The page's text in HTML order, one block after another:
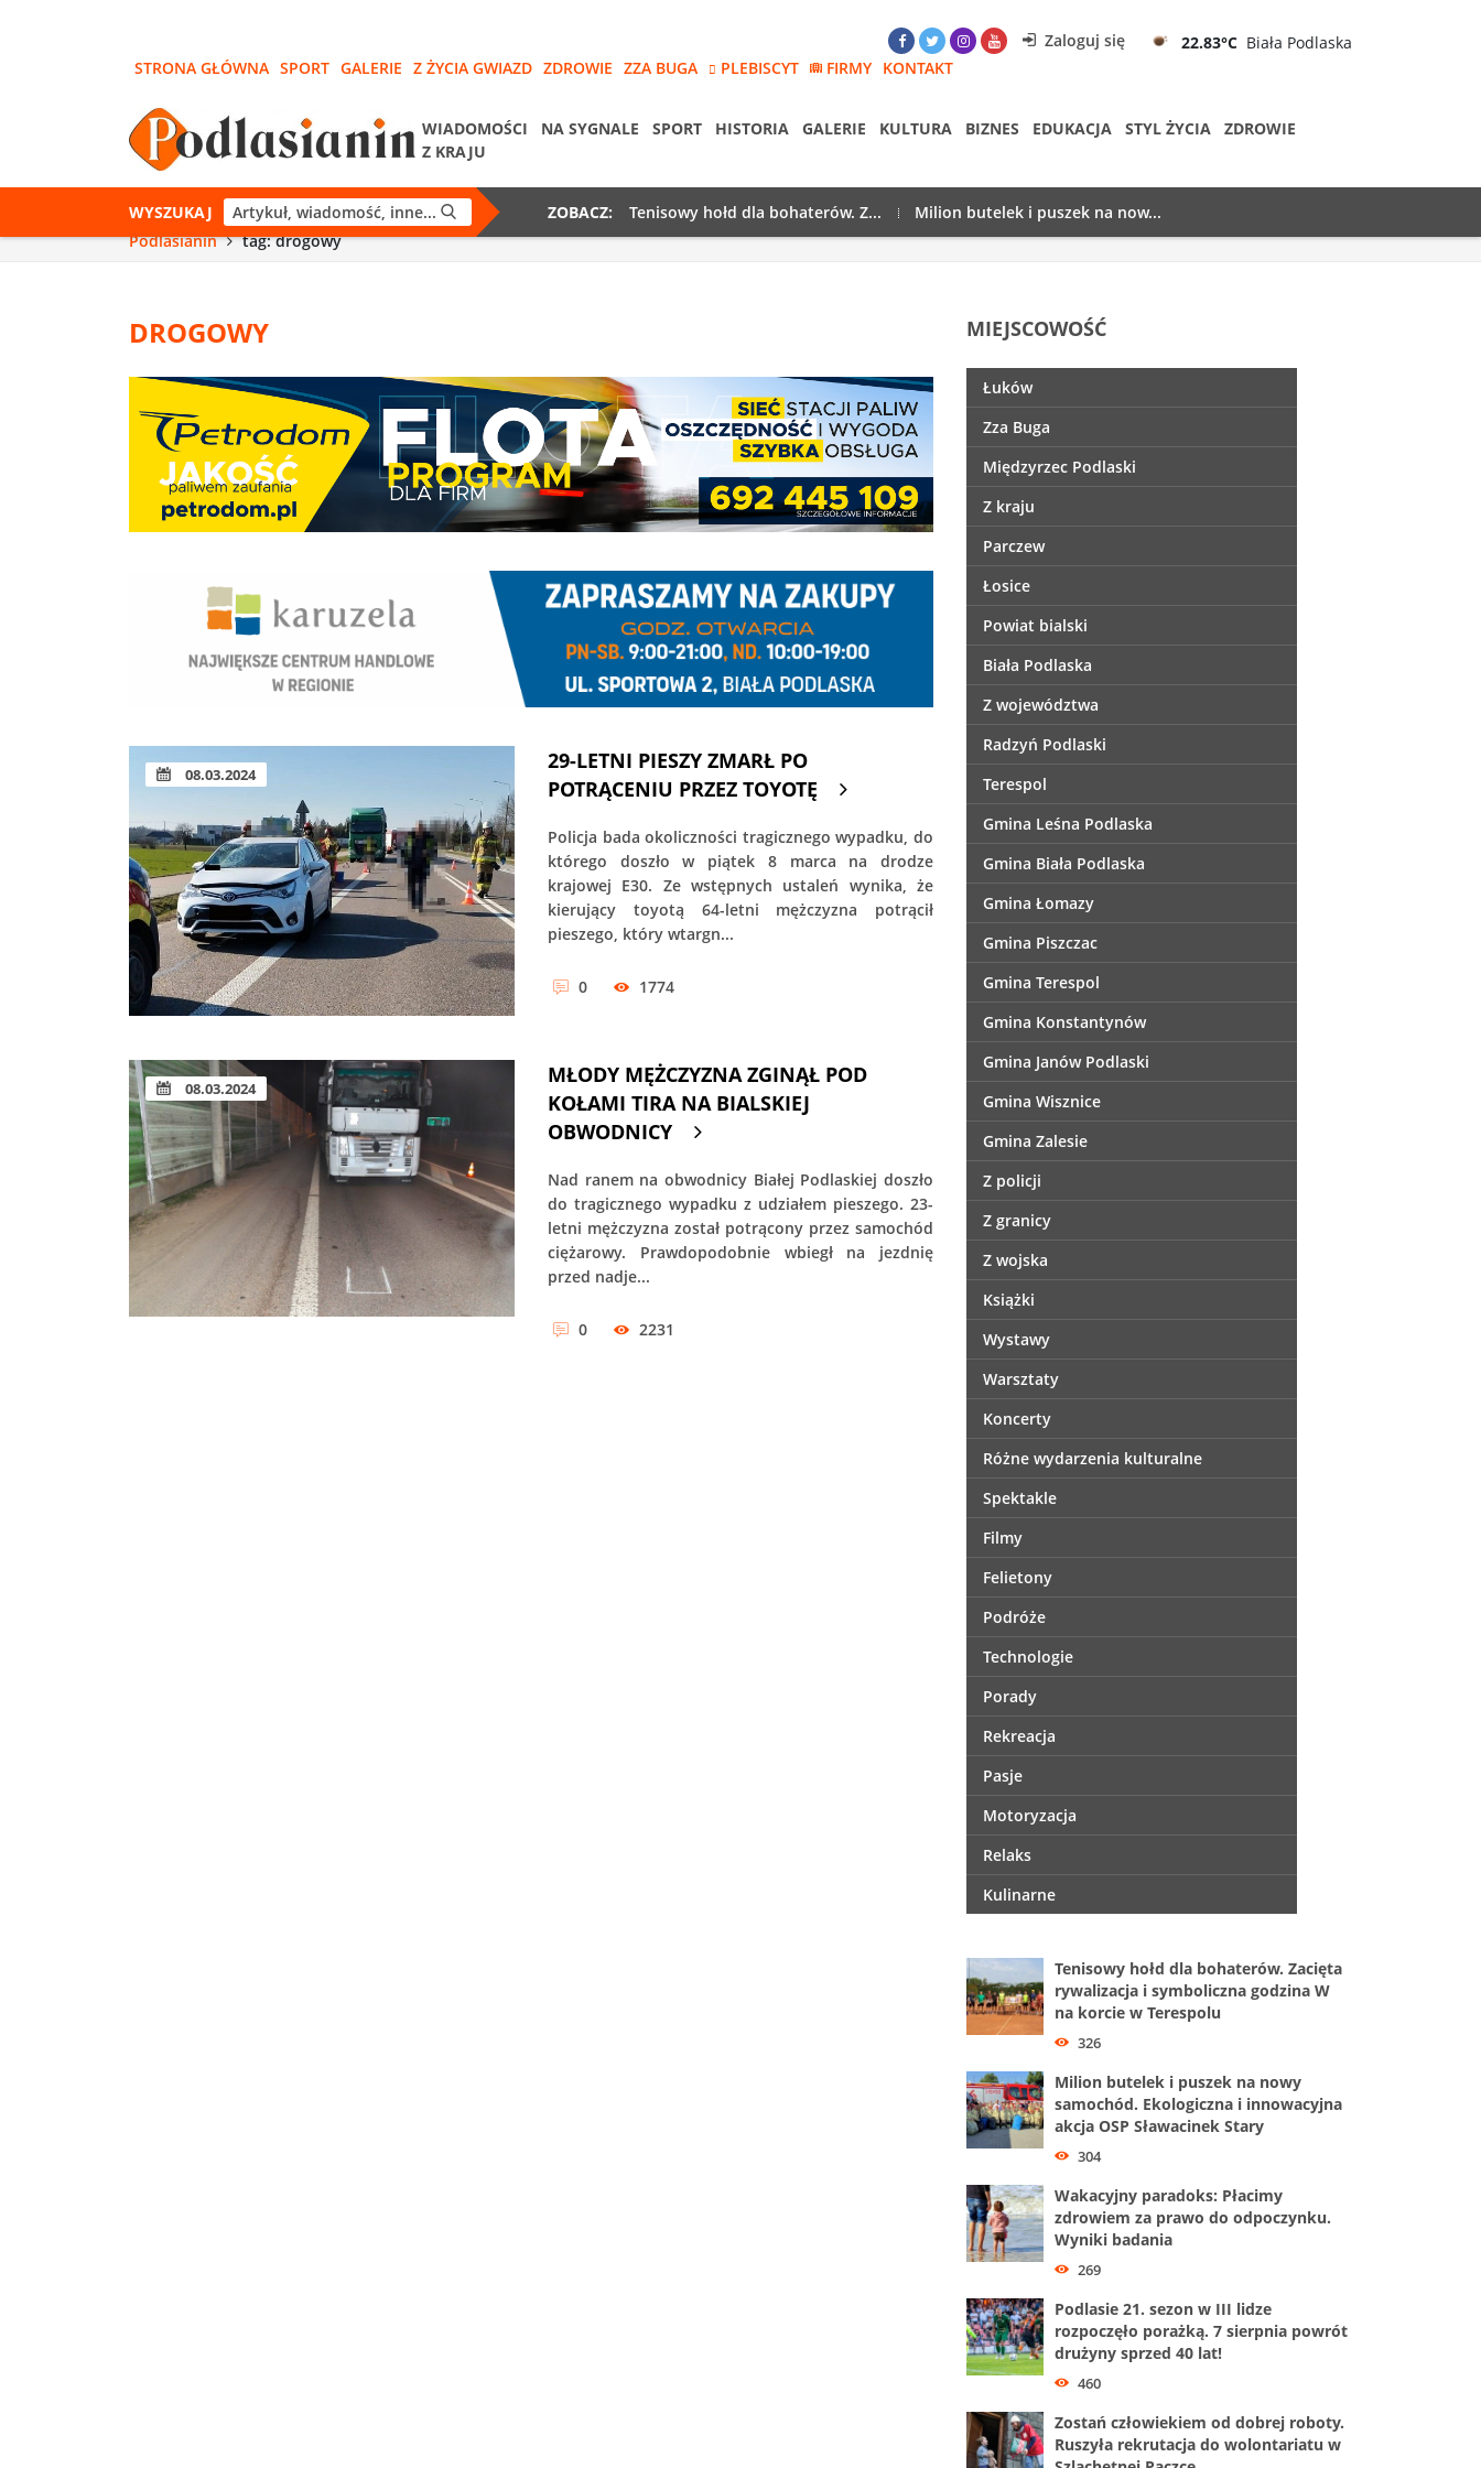
Zaloguj się 22.83°C Biała Podlaska
STRONA GŁÓWNA SPORT GALERIE Z ŻYCIA GWIAZD ZDROWIE ZZA BUGA PLEBISCYT FIRMY KONTAKT
WIADOMOŚCI NA SYGNALE SPORT HISTORIA GALERIE KULTURA BIZNES EDUKACJA STYL ŻYCIA
ZDROWIE
Z KRAJU
WYSZUKAJ ZOBACZ: Tenisowy hołd dla bohaterów. Z...
Milion butelek i puszek na now...
Podlasianin
tag: drogowy
DROGOWY
08.03.2024
29-LETNI PIESZY ZMARŁ PO
POTRĄCENIU PRZEZ TOYOTĘ
Policja bada okoliczności tragicznego wypadku, do
którego doszło w piątek 8 marca na drodze
krajowej E30. Ze wstępnych ustaleń wynika, że
kierujący toyotą 64-letni mężczyzna potrącił
pieszego, który wtargn...
0 1774
08.03.2024
MŁODY MĘŻCZYZNA ZGINĄŁ POD
KOŁAMI TIRA NA BIALSKIEJ
OBWODNICY
Nad ranem na obwodnicy Białej Podlaskiej doszło
do tragicznego wypadku z udziałem pieszego. 23-
letni mężczyzna został potrącony przez samochód
ciężarowy. Prawdopodobnie wbiegł na jezdnię
przed nadje...
0 2231
MIEJSCOWOŚĆ
Łuków
Zza Buga
Międzyrzec Podlaski
Z kraju
Parczew
Łosice
Powiat bialski
Biała Podlaska
Z województwa
Radzyń Podlaski
Terespol
Gmina Leśna Podlaska
Gmina Biała Podlaska
Gmina Łomazy
Gmina Piszczac
Gmina Terespol
Gmina Konstantynów
Gmina Janów Podlaski
Gmina Wisznice
Gmina Zalesie
Z policji
Z granicy
Z wojska
Książki
Wystawy
Warsztaty
Koncerty
Różne wydarzenia kulturalne
Spektakle
Filmy
Felietony
Podróże
Technologie
Porady
Rekreacja
Pasje
Motoryzacja
Relaks
Kulinarne
Tenisowy hołd dla bohaterów. Zacięta
rywalizacja i symboliczna godzina W
na korcie w Terespolu
326
Milion butelek i puszek na nowy
samochód. Ekologiczna i innowacyjna
akcja OSP Sławacinek Stary
304
Wakacyjny paradoks: Płacimy
zdrowiem za prawo do odpoczynku.
Wyniki badania
269
Podlasie 21. sezon w III lidze
rozpoczęło porażką. 7 sierpnia powrót
drużyny sprzed 40 lat!
460
Zostań człowiekiem od dobrej roboty.
Ruszyła rekrutacja do wolontariatu w